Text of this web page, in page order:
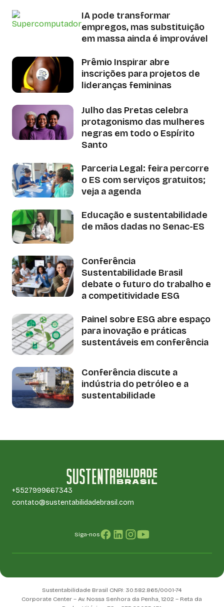
IA pode transformar
empregos, mas substituição
em massa ainda é improvável
Prêmio Inspirar abre
inscrições para projetos de
lideranças femininas
Julho das Pretas celebra
protagonismo das mulheres
negras em todo o Espírito
Santo
Parceria Legal: feira percorre
o ES com serviços gratuitos;
veja a agenda
Educação e sustentabilidade
de mãos dadas no Senac-ES
Conferência
Sustentabilidade Brasil
debate o futuro do trabalho e
a competitividade ESG
Painel sobre ESG abre espaço
para inovação e práticas
sustentáveis em conferência
Conferência discute a
indústria do petróleo e a
sustentabilidade
+5527999667343
contato@sustentabilidadebrasil.com
Siga-nos
Sustentabilidade Brasil CNPJ: 30.582.865/0001-74
Corporate Center – Av. Nossa Senhora da Penha, 1202 – Reta da